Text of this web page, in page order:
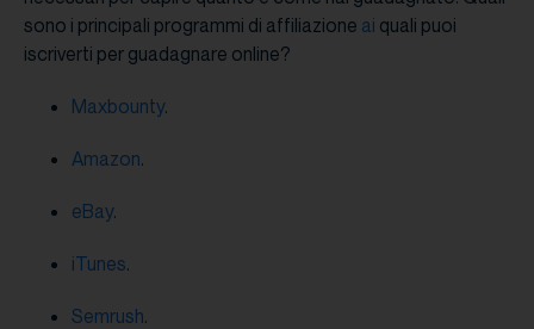
sono i principali programmi di affiliazione ai quali puoi
iscriverti per guadagnare online?
Maxbounty.
Amazon.
eBay.
iTunes.
Semrush.